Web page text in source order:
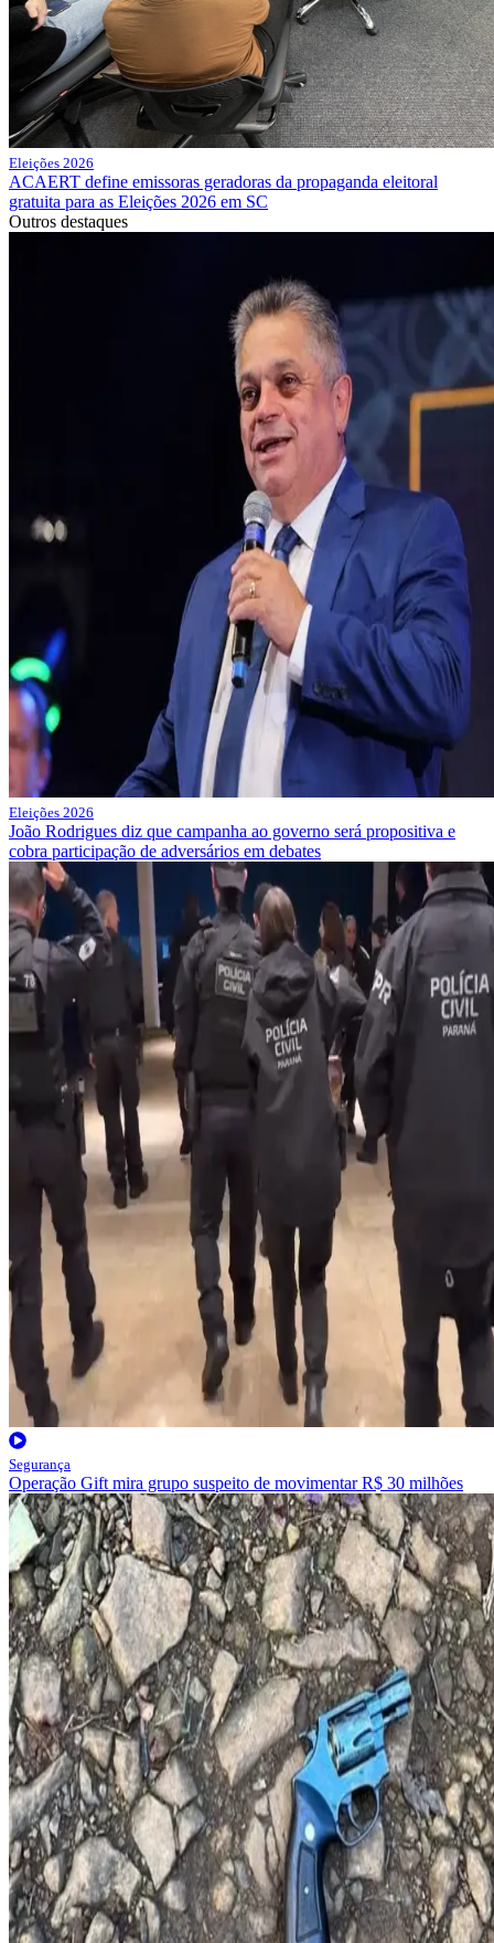
Eleições 2026
ACAERT define emissoras geradoras da propaganda eleitoral
gratuita para as Eleições 2026 em SC
Outros destaques
Eleições 2026
João Rodrigues diz que campanha ao governo será propositiva e
cobra participação de adversários em debates
Segurança
Operação Gift mira grupo suspeito de movimentar R$ 30 milhões